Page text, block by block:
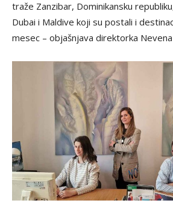
traže Zanzibar, Dominikansku
Dubai i Maldive koji su postali i
mesec – objašnjava direktorka Nevena